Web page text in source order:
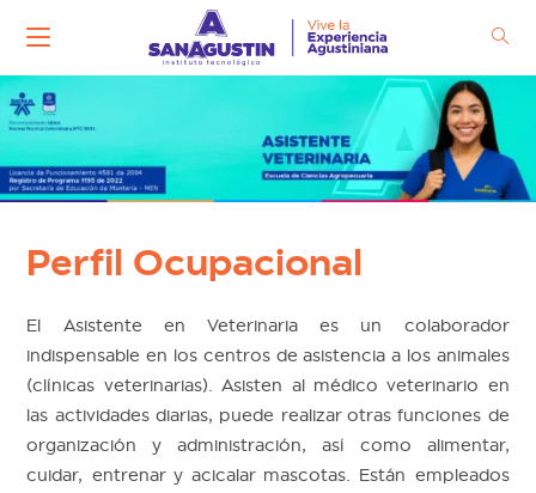
contenido
Perfil Ocupacional
El Asistente en Veterinaria es un colaborador
indispensable en los centros de asistencia a los animales
(clínicas veterinarias). Asisten al médico veterinario en
las actividades diarias, puede realizar otras funciones de
organización y administración, así como alimentar,
cuidar, entrenar y acicalar mascotas. Están empleados